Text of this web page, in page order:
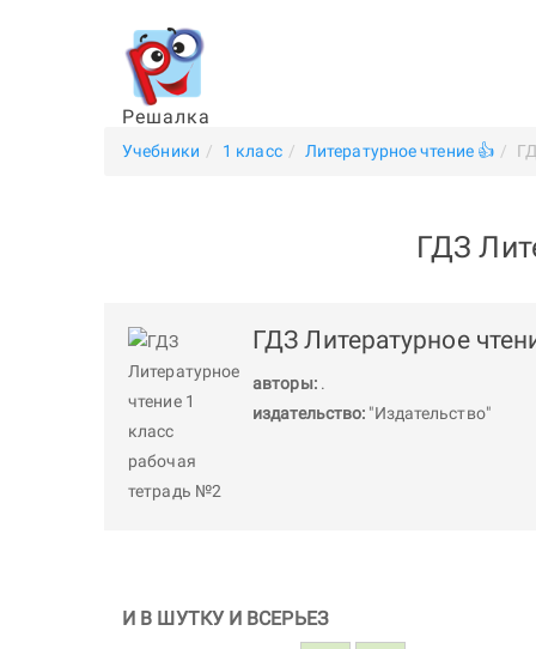
Решалка
Учебники 1 класс Литературное чтение 👍
ГДЗ
ГДЗ Литературное
авторы: .
издательство: "Издательство"
И В ШУТКУ И ВСЕРЬЕЗ